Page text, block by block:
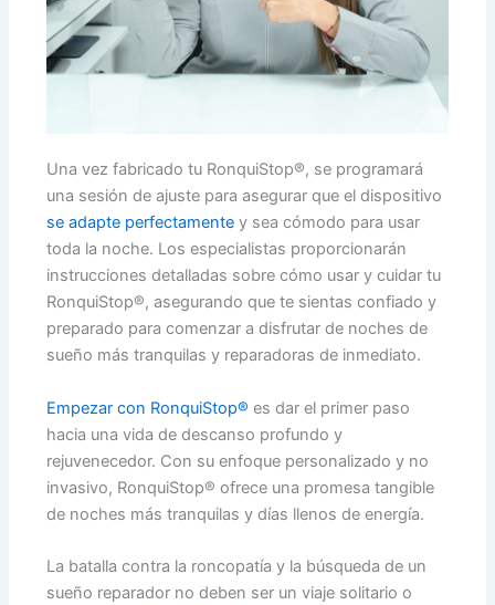
Una vez fabricado tu RonquiStop®, se programará
una sesión de ajuste para asegurar que el dispositivo
se adapte perfectamente y sea cómodo para usar
toda la noche. Los especialistas proporcionarán
instrucciones detalladas sobre cómo usar y cuidar tu
RonquiStop®, asegurando que te sientas confiado y
preparado para comenzar a disfrutar de noches de
sueño más tranquilas y reparadoras de inmediato.
Empezar con RonquiStop®es dar el primer paso
hacia una vida de descanso profundo y
rejuvenecedor. Con su enfoque personalizado y no
invasivo, RonquiStop® ofrece una promesa tangible
de noches más tranquilas y días llenos de energía.
La batalla contra la roncopatía y la búsqueda de un
sueño reparador no deben ser un viaje solitario o